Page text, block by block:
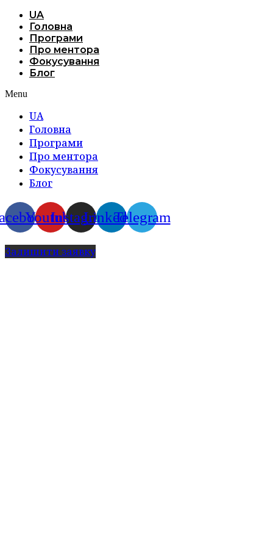
UA
Головна
Програми
Про ментора
Фокусування
Блог
Menu
UA
Головна
Програми
Про ментора
Фокусування
Блог
YoutubeInstagramLinkedinTelegram
Залишити заявку